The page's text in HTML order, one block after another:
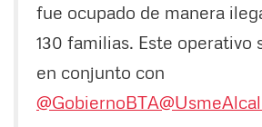
fue ocupado de manera
130 familias. Este operativo
en conjunto con
@GobiernoBTA